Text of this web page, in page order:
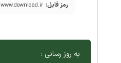
رمز فایل: www.download.ir
به روز رسانی :